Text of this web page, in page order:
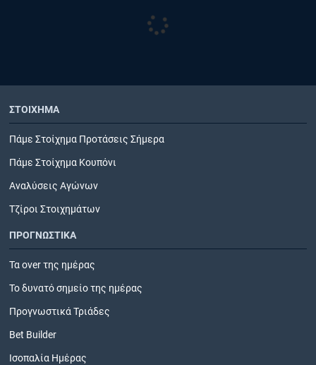
ΣΤΟΙΧΗΜΑ
Πάμε Στοίχημα Προτάσεις Σήμερα
Πάμε Στοίχημα Κουπόνι
Αναλύσεις Αγώνων
Τζίροι Στοιχημάτων
ΠΡΟΓΝΩΣΤΙΚΑ
Τα over της ημέρας
Το δυνατό σημείο της ημέρας
Προγνωστικά Τριάδες
Bet Builder
Ισοπαλία Ημέρας